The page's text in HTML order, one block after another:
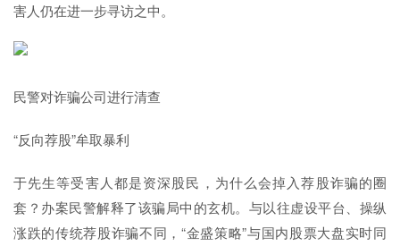
害人仍在进一步寻访之中。
民警对诈骗公司进行清查
“反向荐股”牟取暴利
于先生等受害人都是资深股民，为什么会掉入荐股诈骗的圈
套？办案民警解释了该骗局中的玄机。与以往虚设平台、操纵
涨跌的传统荐股诈骗不同，“金盛策略”与国内股票大盘实时同